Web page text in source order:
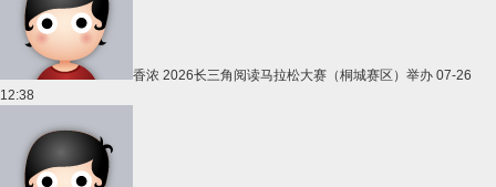
香浓 2026长三角阅读马拉松大赛（桐城赛区）举办 07-26
12:38